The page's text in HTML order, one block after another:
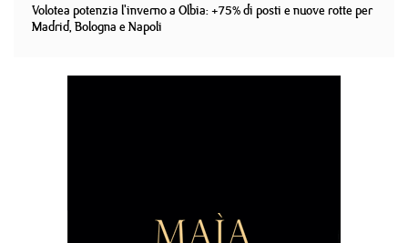
Volotea potenzia l'inverno a Olbia: +75% di posti e nuove rotte per
Madrid, Bologna e Napoli